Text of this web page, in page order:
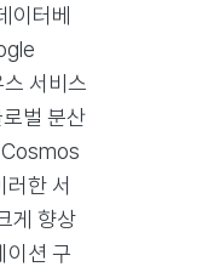
이터베
서비스
벌 분산
러한 서
게 향상
이션 구